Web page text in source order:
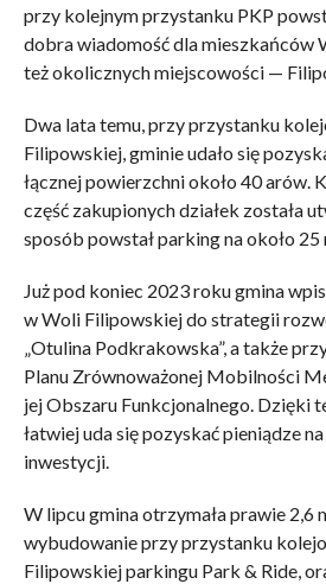
przy kolejnym przystanku PKP
dobra wiadomość dla mieszkańców
też okolicznych miejscowości —
Dwa lata temu, przy przystanku
Filipowskiej, gminie udało się
łącznej powierzchni około 40 arów.
część zakupionych działek została
sposób powstał parking na około
Już pod koniec 2023 roku gmina
w Woli Filipowskiej do strategii
„Otulina Podkrakowska”, a także
Planu Zrównoważonej Mobilności
jej Obszaru Funkcjonalnego. Dzięki
łatwiej uda się pozyskać pieniądze
inwestycji.
W lipcu gmina otrzymała prawie 2,6
wybudowanie przy przystanku
Filipowskiej parkingu Park & Ride,